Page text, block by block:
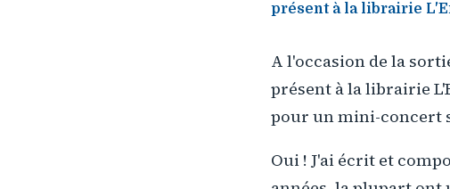
présent à la librairie
A l'occasion de la
présent à la librairie
pour un mini-concert
Oui ! J'ai écrit et